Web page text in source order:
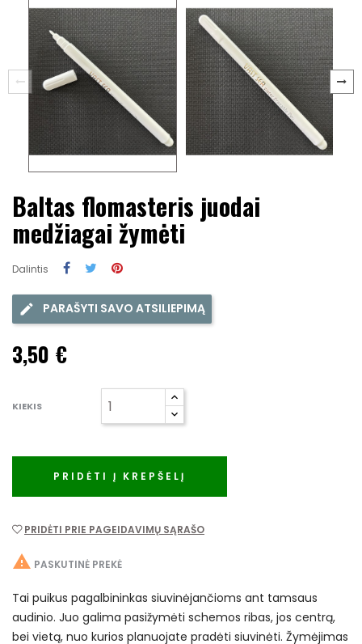
Baltas flomasteris juodai
medžiagai žymėti
Dalintis
PARAŠYTI SAVO ATSILIEPIMĄ
3,50 €
KIEKIS
PRIDĖTI Į KREPŠELĮ
PRIDĖTI PRIE PAGEIDAVIMŲ SĄRAŠO
 PASKUTINĖ PREKĖ
Tai puikus pagalbininkas siuvinėjančioms ant tamsaus
audinio. Juo galima pasižymėti schemos ribas, jos centrą,
bei vietą, nuo kurios planuojate pradėti siuvinėti. Žymėjimas